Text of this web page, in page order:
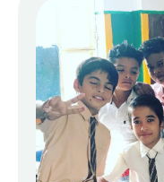
Projeto REGALANDO
Projeto CLÍNICA
MÓVEL NO NEPAL
Projeto PANTANAL
em um
orfanato em
Gana.
Projeto ORFANATO
EM GANA